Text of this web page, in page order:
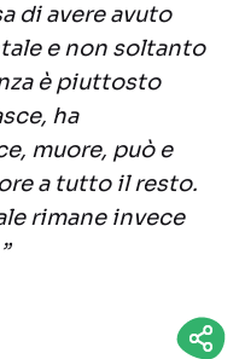
di avere avuto
e non soltanto
è piuttosto
ha
muore, può e
a tutto il resto.
rimane invece